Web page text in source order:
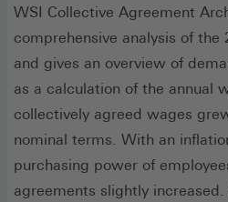
WSI Collective Agreement
comprehensive analysis of the
and gives an overview of
as a calculation of the annual
collectively agreed wa­ges
nominal terms. With an
purchasing power of
agreements slightly